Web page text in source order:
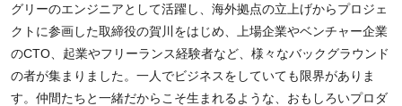
グリーのエンジニアとして活躍し、海外拠点の立上げからプロジェ
クトに参画した取締役の賀川をはじめ、上場企業やベンチャー企業
のCTO、起業やフリーランス経験者など、様々なバックグラウンド
の者が集まりました。一人でビジネスをしていても限界がありま
す。仲間たちと一緒だからこそ生まれるような、おもしろいプロダ